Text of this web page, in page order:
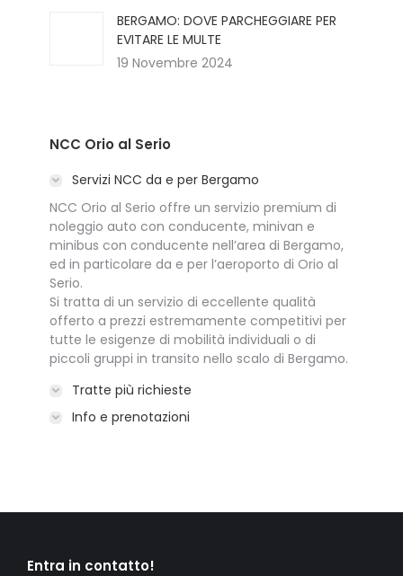
BERGAMO: DOVE PARCHEGGIARE PER
EVITARE LE MULTE
19 Novembre 2024
NCC Orio al Serio
Servizi NCC da e per Bergamo
NCC Orio al Serio offre un servizio premium di
noleggio auto con conducente, minivan e
minibus con conducente nell’area di Bergamo,
ed in particolare da e per l’aeroporto di Orio al
Serio.
Si tratta di un servizio di eccellente qualità
offerto a prezzi estremamente competitivi per
tutte le esigenze di mobilità individuali o di
piccoli gruppi in transito nello scalo di Bergamo.
Tratte più richieste
Info e prenotazioni
Entra in contatto!